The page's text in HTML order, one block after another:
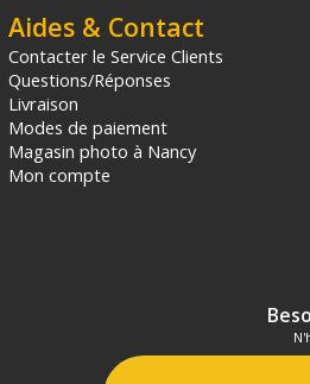
Aides & Contact
Contacter le Service Clients
Questions/Réponses
Livraison
Modes de paiement
Magasin photo à Nancy
Mon compte